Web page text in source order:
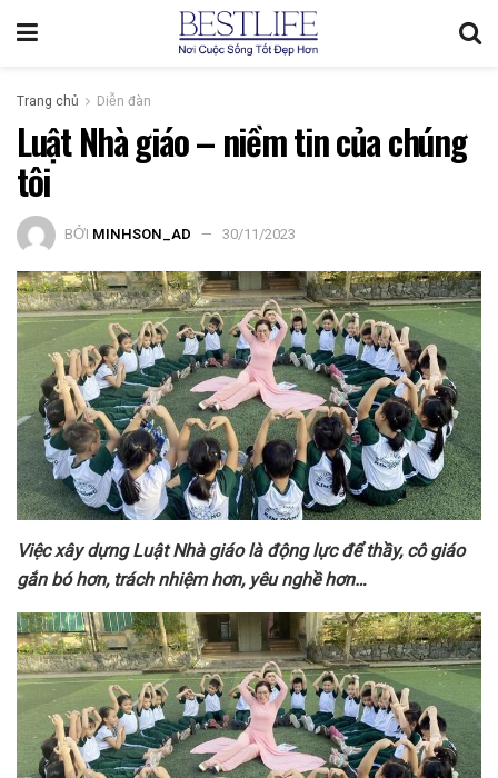
Trang chủ Diễn đàn
Luật Nhà giáo – niềm tin của chúng
tôi
BỞI MINHSON_AD 30/11/2023
Việc xây dựng Luật Nhà giáo là động lực để thầy, cô giáo
gắn bó hơn, trách nhiệm hơn, yêu nghề hơn…